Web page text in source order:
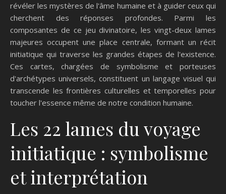
révéler les mystères de l'âme humaine et à guider ceux qui
cherchent des réponses profondes. Parmi les
composantes de ce jeu divinatoire, les vingt-deux lames
majeures occupent une place centrale, formant un récit
initiatique qui traverse les grandes étapes de l'existence.
Ces cartes, chargées de symbolisme et porteuses
d'archétypes universels, constituent un langage visuel qui
transcende les frontières culturelles et temporelles pour
toucher l'essence même de notre condition humaine.
Les 22 lames du voyage
initiatique : symbolisme
et interprétation